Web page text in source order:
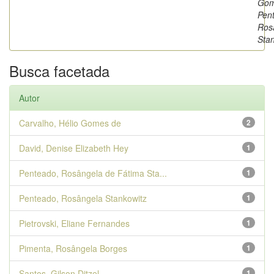
Busca facetada
Autor
2
Carvalho, Hélio Gomes de
1
David, Denise Elizabeth Hey
1
Penteado, Rosângela de Fátima Sta...
1
Penteado, Rosângela Stankowitz
1
Pietrovski, Eliane Fernandes
1
Pimenta, Rosângela Borges